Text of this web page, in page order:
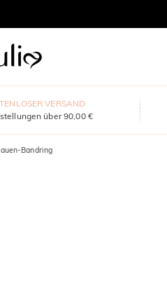
VERSAND
über 90,00 €
Bandring